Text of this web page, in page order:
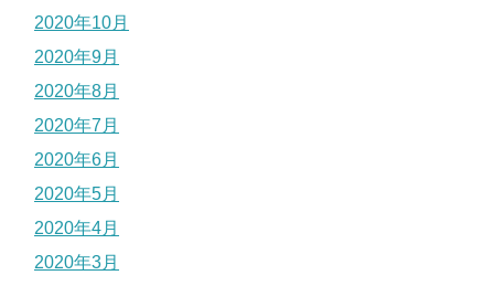
2020年10月
2020年9月
2020年8月
2020年7月
2020年6月
2020年5月
2020年4月
2020年3月